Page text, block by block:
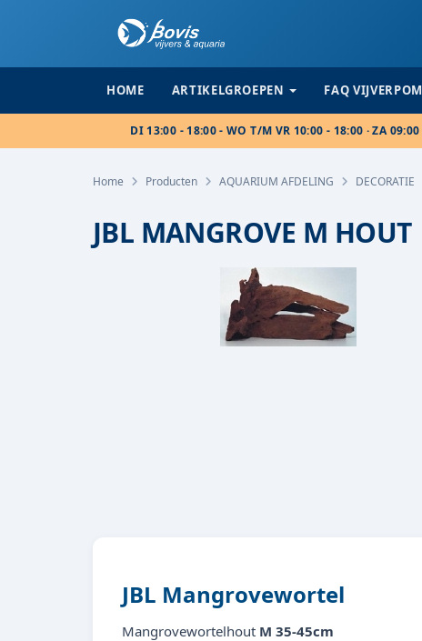
HOME ARTIKELGROEPEN FAQ
DI 13:00 - 18:00 - WO T/M VR 10:00 - 18:00 · ZA
Home Producten AQUARIUM AFDELING DECORATIE
JBL MANGROVE M HOUT
JBL Mangrovewortel
Mangrovewortelhout M 35-45cm